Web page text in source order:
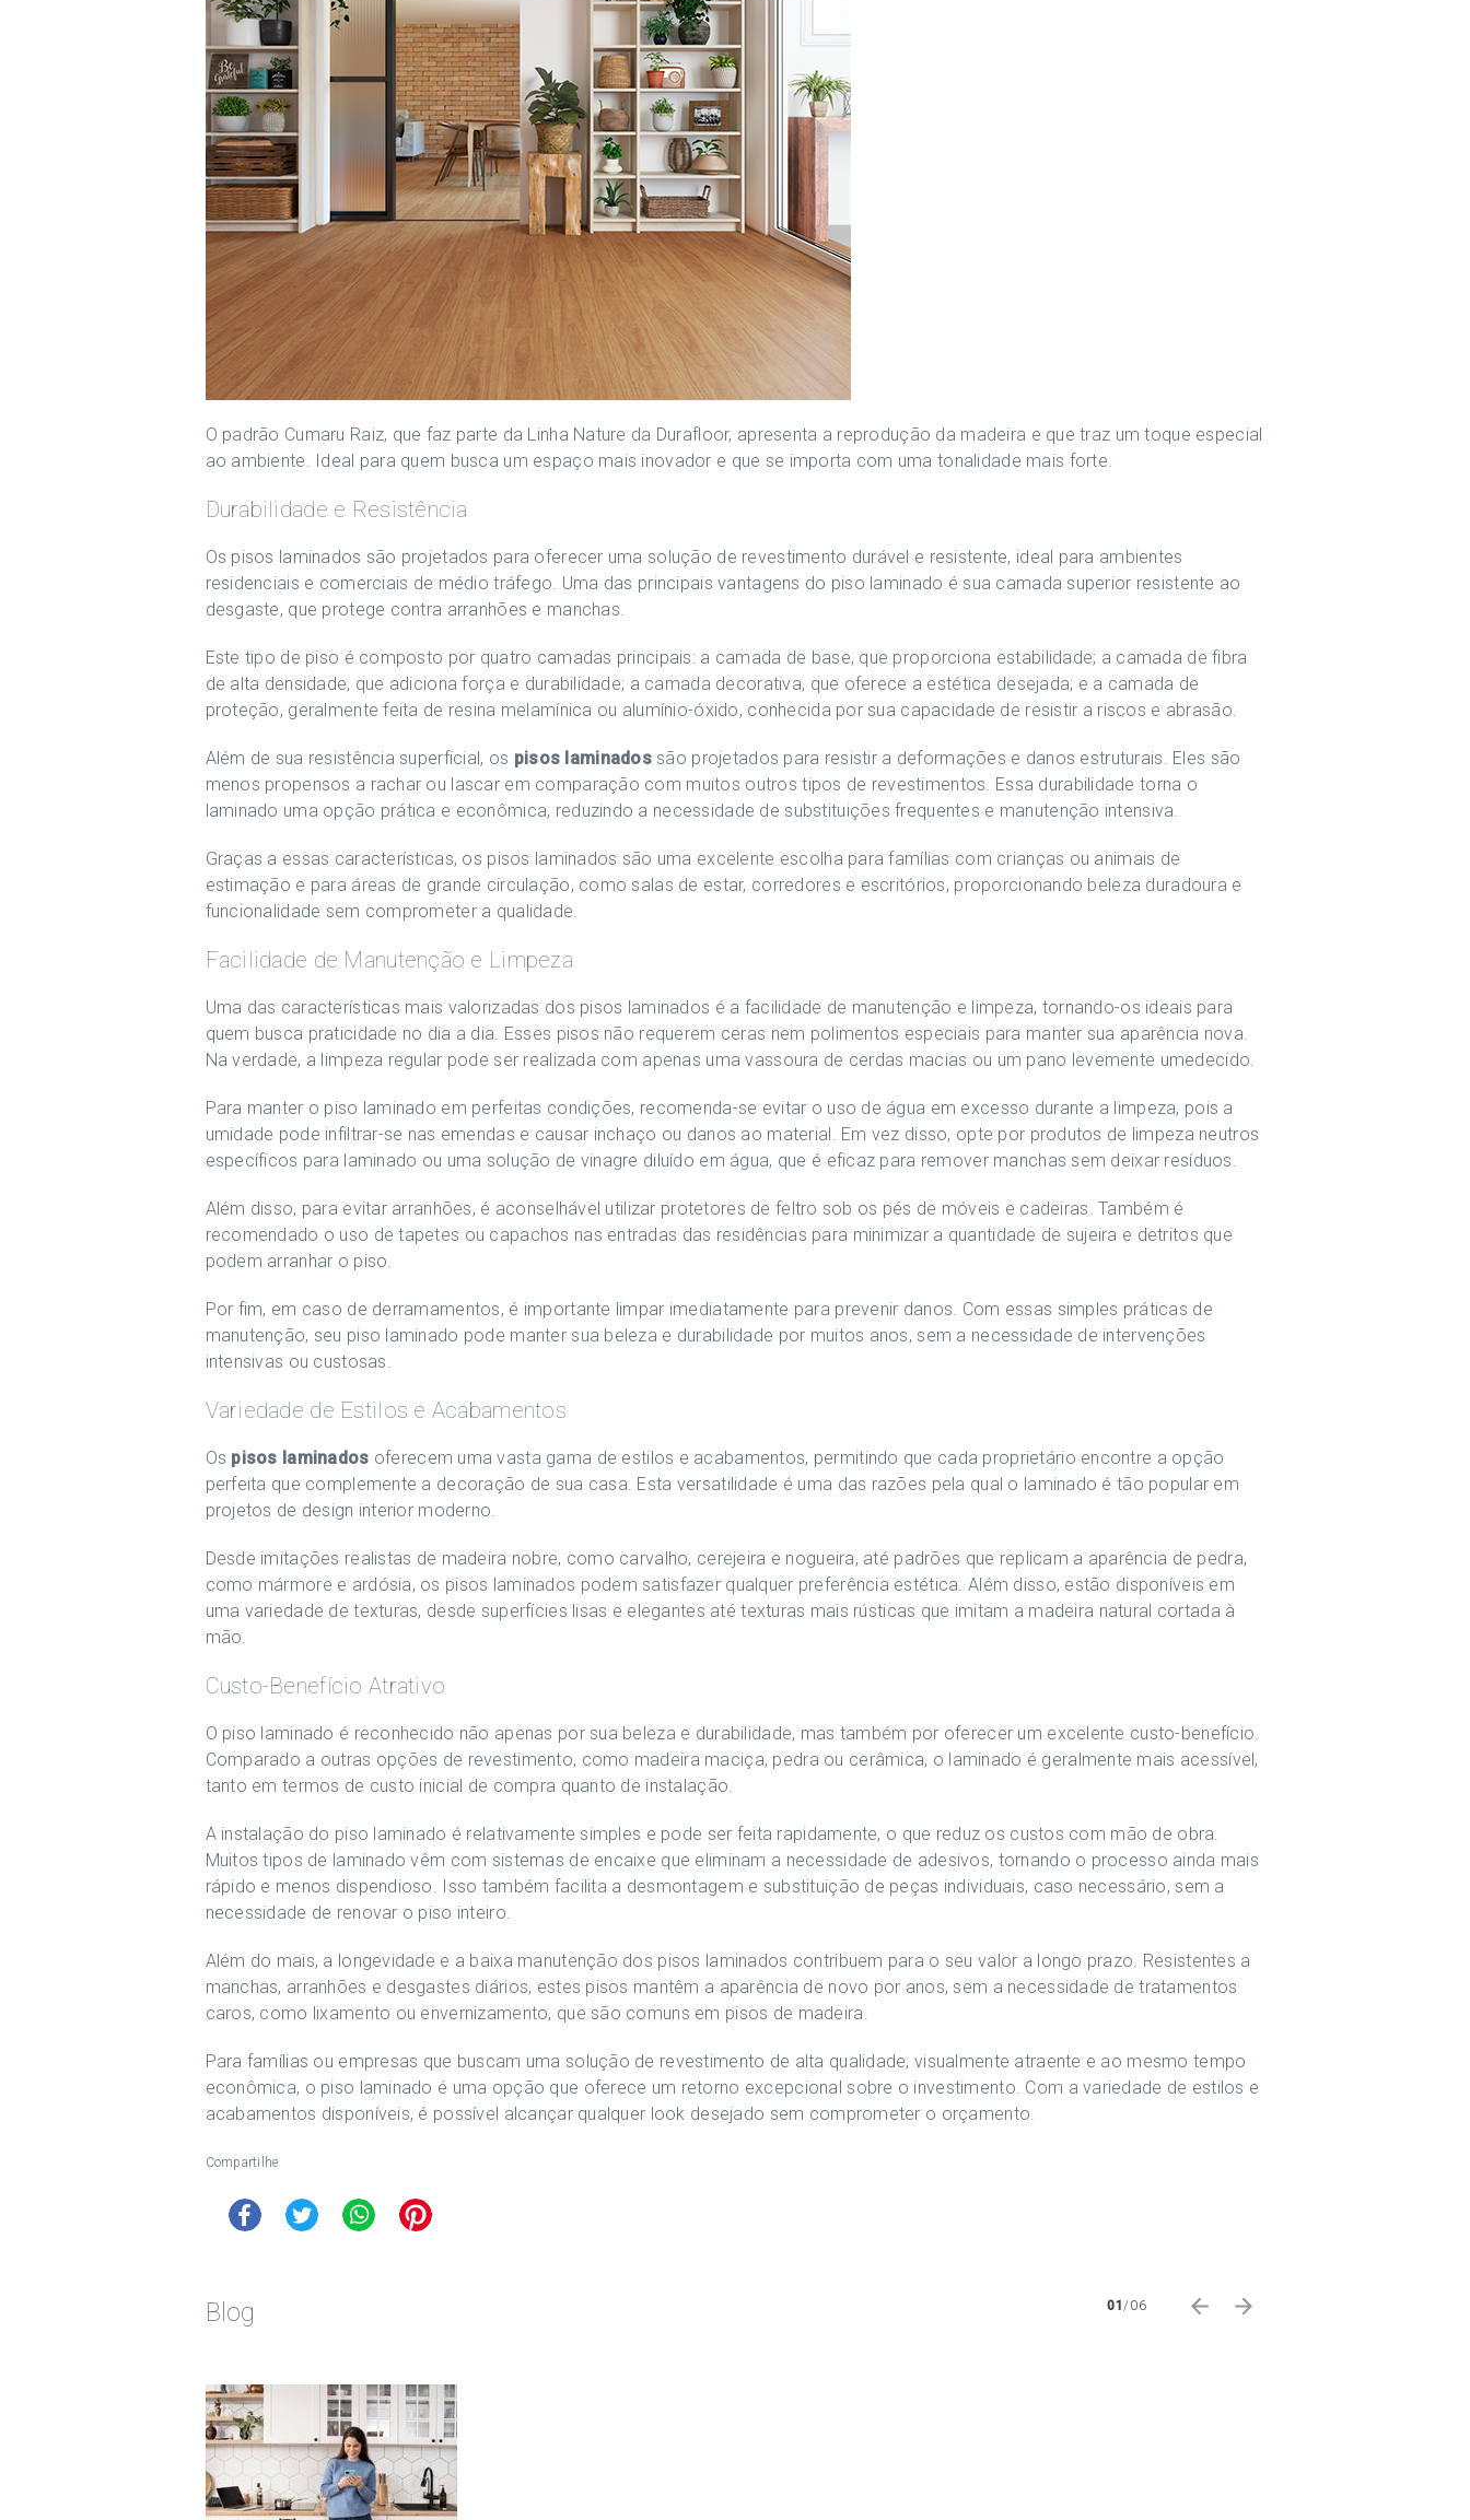
O padrão Cumaru Raiz, que faz parte da Linha Nature da Durafloor, apresenta a reprodução da madeira e que traz um toque especial
ao ambiente. Ideal para quem busca um espaço mais inovador e que se importa com uma tonalidade mais forte.
Durabilidade e Resistência
Os pisos laminados são projetados para oferecer uma solução de revestimento durável e resistente, ideal para ambientes
residenciais e comerciais de médio tráfego. Uma das principais vantagens do piso laminado é sua camada superior resistente ao
desgaste, que protege contra arranhões e manchas.
Este tipo de piso é composto por quatro camadas principais: a camada de base, que proporciona estabilidade; a camada de fibra
de alta densidade, que adiciona força e durabilidade; a camada decorativa, que oferece a estética desejada; e a camada de
proteção, geralmente feita de resina melamínica ou alumínio-óxido, conhecida por sua capacidade de resistir a riscos e abrasão.
Além de sua resistência superficial, os pisos laminadossão projetados para resistir a deformações e danos estruturais. Eles são
menos propensos a rachar ou lascar em comparação com muitos outros tipos de revestimentos. Essa durabilidade torna o
laminado uma opção prática e econômica, reduzindo a necessidade de substituições frequentes e manutenção intensiva.
Graças a essas características, os pisos laminados são uma excelente escolha para famílias com crianças ou animais de
estimação e para áreas de grande circulação, como salas de estar, corredores e escritórios, proporcionando beleza duradoura e
funcionalidade sem comprometer a qualidade.
Facilidade de Manutenção e Limpeza
Uma das características mais valorizadas dos pisos laminados é a facilidade de manutenção e limpeza, tornando-os ideais para
quem busca praticidade no dia a dia. Esses pisos não requerem ceras nem polimentos especiais para manter sua aparência nova.
Na verdade, a limpeza regular pode ser realizada com apenas uma vassoura de cerdas macias ou um pano levemente umedecido.
Para manter o piso laminado em perfeitas condições, recomenda-se evitar o uso de água em excesso durante a limpeza, pois a
umidade pode infiltrar-se nas emendas e causar inchaço ou danos ao material. Em vez disso, opte por produtos de limpeza neutros
específicos para laminado ou uma solução de vinagre diluído em água, que é eficaz para remover manchas sem deixar resíduos.
Além disso, para evitar arranhões, é aconselhável utilizar protetores de feltro sob os pés de móveis e cadeiras. Também é
recomendado o uso de tapetes ou capachos nas entradas das residências para minimizar a quantidade de sujeira e detritos que
podem arranhar o piso.
Por fim, em caso de derramamentos, é importante limpar imediatamente para prevenir danos. Com essas simples práticas de
manutenção, seu piso laminado pode manter sua beleza e durabilidade por muitos anos, sem a necessidade de intervenções
intensivas ou custosas.
Variedade de Estilos e Acabamentos
Os pisos laminados oferecem uma vasta gama de estilos e acabamentos, permitindo que cada proprietário encontre a opção
perfeita que complemente a decoração de sua casa. Esta versatilidade é uma das razões pela qual o laminado é tão popular em
projetos de design interior moderno.
Desde imitações realistas de madeira nobre, como carvalho, cerejeira e nogueira, até padrões que replicam a aparência de pedra,
como mármore e ardósia, os pisos laminados podem satisfazer qualquer preferência estética. Além disso, estão disponíveis em
uma variedade de texturas, desde superfícies lisas e elegantes até texturas mais rústicas que imitam a madeira natural cortada à
mão.
Custo-Benefício Atrativo
O piso laminado é reconhecido não apenas por sua beleza e durabilidade, mas também por oferecer um excelente custo-benefício.
Comparado a outras opções de revestimento, como madeira maciça, pedra ou cerâmica, o laminado é geralmente mais acessível,
tanto em termos de custo inicial de compra quanto de instalação.
A instalação do piso laminado é relativamente simples e pode ser feita rapidamente, o que reduz os custos com mão de obra.
Muitos tipos de laminado vêm com sistemas de encaixe que eliminam a necessidade de adesivos, tornando o processo ainda mais
rápido e menos dispendioso. Isso também facilita a desmontagem e substituição de peças individuais, caso necessário, sem a
necessidade de renovar o piso inteiro.
Além do mais, a longevidade e a baixa manutenção dos pisos laminados contribuem para o seu valor a longo prazo. Resistentes a
manchas, arranhões e desgastes diários, estes pisos mantêm a aparência de novo por anos, sem a necessidade de tratamentos
caros, como lixamento ou envernizamento, que são comuns em pisos de madeira.
Para famílias ou empresas que buscam uma solução de revestimento de alta qualidade, visualmente atraente e ao mesmo tempo
econômica, o piso laminado é uma opção que oferece um retorno excepcional sobre o investimento. Com a variedade de estilos e
acabamentos disponíveis, é possível alcançar qualquer look desejado sem comprometer o orçamento.
Compartilhe
Blog 01/06